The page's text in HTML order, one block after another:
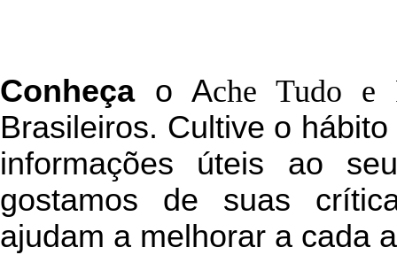
Conheçao Ache Tudo e
Brasileiros. Cultive o
informações úteis ao
gostamos de suas
ajudam a melhorar a cada